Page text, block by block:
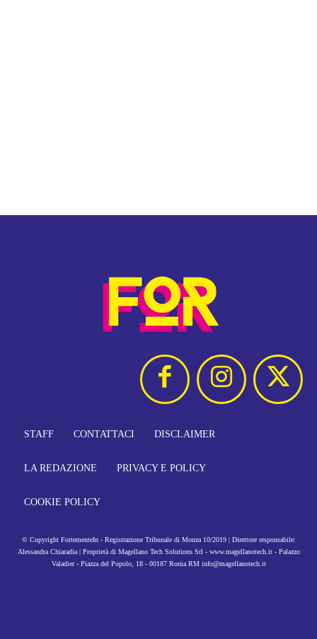
STAFF CONTATTACI DISCLAIMER
LA REDAZIONE PRIVACY E POLICY
COOKIE POLICY
© Copyright FortementeIn - Registrazione Tribunale di Monza 10/2019 | Direttore responsabile:
Alessandra Chiaradia | Proprietà di Magellano Tech Solutions Srl - www.magellanotech.it - Palazzo
Valadier - Piazza del Popolo, 18 - 00187 Roma RM info@magellanotech.it